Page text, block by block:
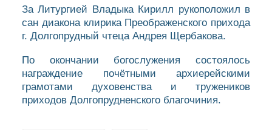
За Литургией Владыка Кирилл рукоположил в
сан диакона клирика Преображенского прихода
г. Долгопрудный чтеца Андрея Щербакова.
По окончании богослужения состоялось
награждение почётными архиерейскими
грамотами духовенства и тружеников
приходов Долгопрудненского благочиния.